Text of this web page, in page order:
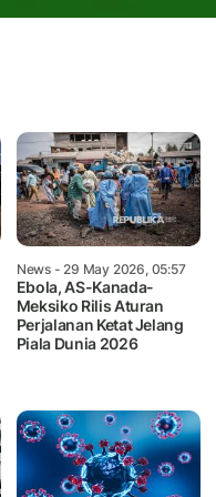
News- 29 May 2026, 05:57
Ebola, AS-Kanada-
Meksiko Rilis Aturan
Perjalanan Ketat Jelang
Piala Dunia 2026